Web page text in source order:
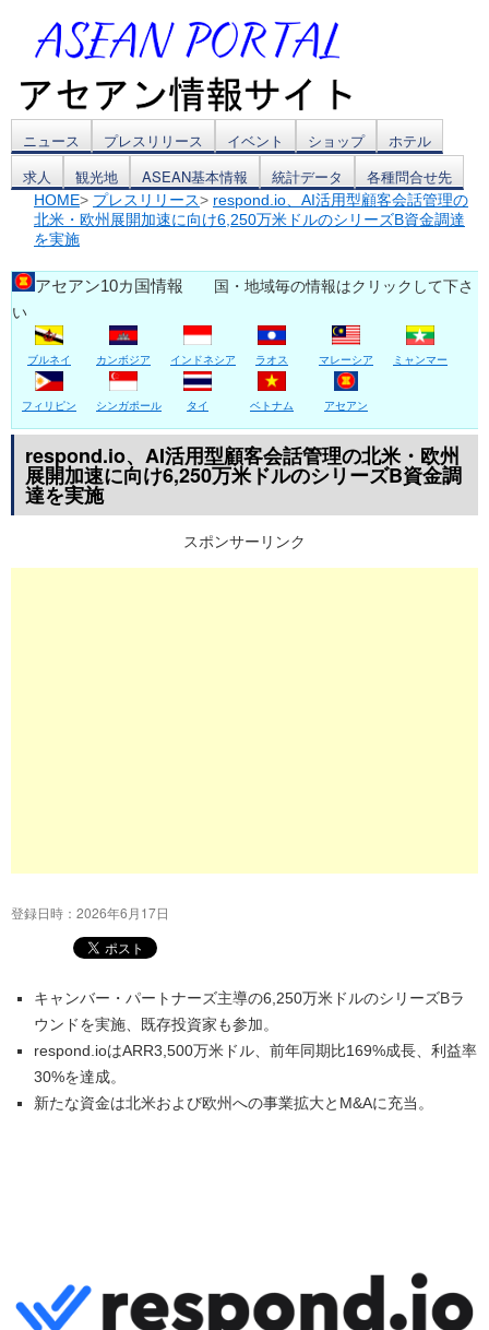
コ
ン
テ
へ
ス
キ
ッ
ニュース プレスリリース イベント ショップ
ホテル
求人
観光地 ASEAN基本情報 統計データ 各種問合せ先
HOME> プレスリリース> respond.io、AI活用型顧客会話管理の
北米・欧州展開加速に向け6,250万米ドルのシリーズB資金調達
を実施
アセアン10カ国情報 国・地域毎の情報はクリックして下さ
い
ブルネイ カンボジア インドネシア ラオス マレーシア ミャンマー
フィリピン シンガポール タイ ベトナム アセアン
respond.io、AI活用型顧客会話管理の北米・欧州
展開加速に向け6,250万米ドルのシリーズB資金調
達を実施
スポンサーリンク
登録日時：2026年6月17日
キャンバー・パートナーズ主導の6,250万米ドルのシリーズBラ
ウンドを実施、既存投資家も参加。
respond.ioはARR3,500万米ドル、前年同期比169%成長、利益率
30%を達成。
新たな資金は北米および欧州への事業拡大とM&Aに充当。